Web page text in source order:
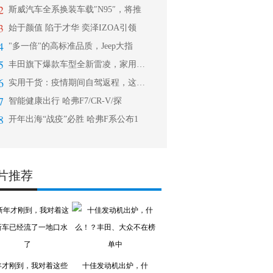
斯威汽车全系换装车载″N95″，将推
始于颜值 陷于才华 奕泽IZOA引领
"多一倍"的高标准品质，Jeep大指
丰田旗下爆款车型全新雷凌，家用轿车中
实用干货：疫情期间自驾返程，这些细节
智能健康出行 哈弗F7/CR-V/探
开年出海“战疫”必胜 哈弗F系公布1
推荐
才刚到，我对着这些 十佳发动机出炉，什